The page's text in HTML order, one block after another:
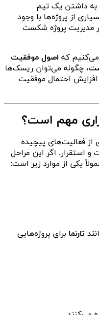
به داشتن یک تیم
از پروژه‌ها با وجود
مدیریت پروژه شکست
که اصول موفقیت
، چگونه می‌توان ریسک‌ها
احتمال موفقیت
مهم است؟
از فعالیت‌های پیچیده
استقرار. اگر این مراحل
یکی از موارد زیر است:
تارنما برای پروژه‌هایی